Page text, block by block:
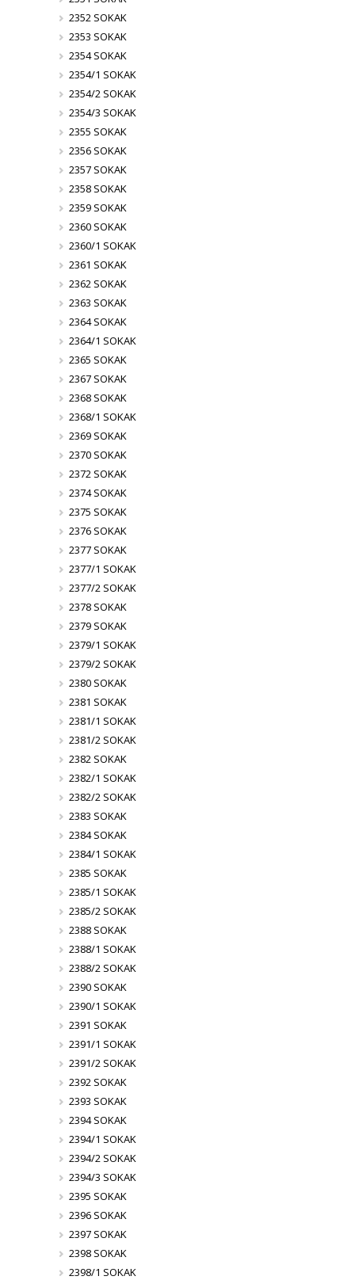
2352 SOKAK
2353 SOKAK
2354 SOKAK
2354/1 SOKAK
2354/2 SOKAK
2354/3 SOKAK
2355 SOKAK
2356 SOKAK
2357 SOKAK
2358 SOKAK
2359 SOKAK
2360 SOKAK
2360/1 SOKAK
2361 SOKAK
2362 SOKAK
2363 SOKAK
2364 SOKAK
2364/1 SOKAK
2365 SOKAK
2367 SOKAK
2368 SOKAK
2368/1 SOKAK
2369 SOKAK
2370 SOKAK
2372 SOKAK
2374 SOKAK
2375 SOKAK
2376 SOKAK
2377 SOKAK
2377/1 SOKAK
2377/2 SOKAK
2378 SOKAK
2379 SOKAK
2379/1 SOKAK
2379/2 SOKAK
2380 SOKAK
2381 SOKAK
2381/1 SOKAK
2381/2 SOKAK
2382 SOKAK
2382/1 SOKAK
2382/2 SOKAK
2383 SOKAK
2384 SOKAK
2384/1 SOKAK
2385 SOKAK
2385/1 SOKAK
2385/2 SOKAK
2388 SOKAK
2388/1 SOKAK
2388/2 SOKAK
2390 SOKAK
2390/1 SOKAK
2391 SOKAK
2391/1 SOKAK
2391/2 SOKAK
2392 SOKAK
2393 SOKAK
2394 SOKAK
2394/1 SOKAK
2394/2 SOKAK
2394/3 SOKAK
2395 SOKAK
2396 SOKAK
2397 SOKAK
2398 SOKAK
2398/1 SOKAK